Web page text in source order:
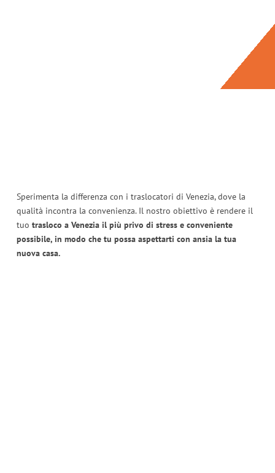
Sperimenta la differenza con i traslocatori di Venezia, dove la
qualità incontra la convenienza. Il nostro obiettivo è rendere il
tuo trasloco a Venezia il più privo di stress e conveniente
possibile, in modo che tu possa aspettarti con ansia la tua
nuova casa.